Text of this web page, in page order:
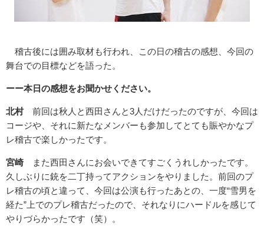
稽古後には囲み取材も行われ、この日の稽古の感想、今回の
舞台での目標などを語った。
ーー本日の感想をお聞かせください。
北村前回は秋人と西田さんと3人だけだったのですが、今回は
コージや、それに新たなメンバーも参加してとても賑やかなプ
レ稽古で楽しかったです。
宮崎また西田さんにお会いできてすごくうれしかったです。
久しぶりに銃を二丁持ってアクションをやりました。前回のプ
レ稽古の頃と違って、今回は公演も行ったあとの、一度“雪男を
経た”上でのプレ稽古だったので、それなりにハードルを感じて
やりづらかったです（笑）。